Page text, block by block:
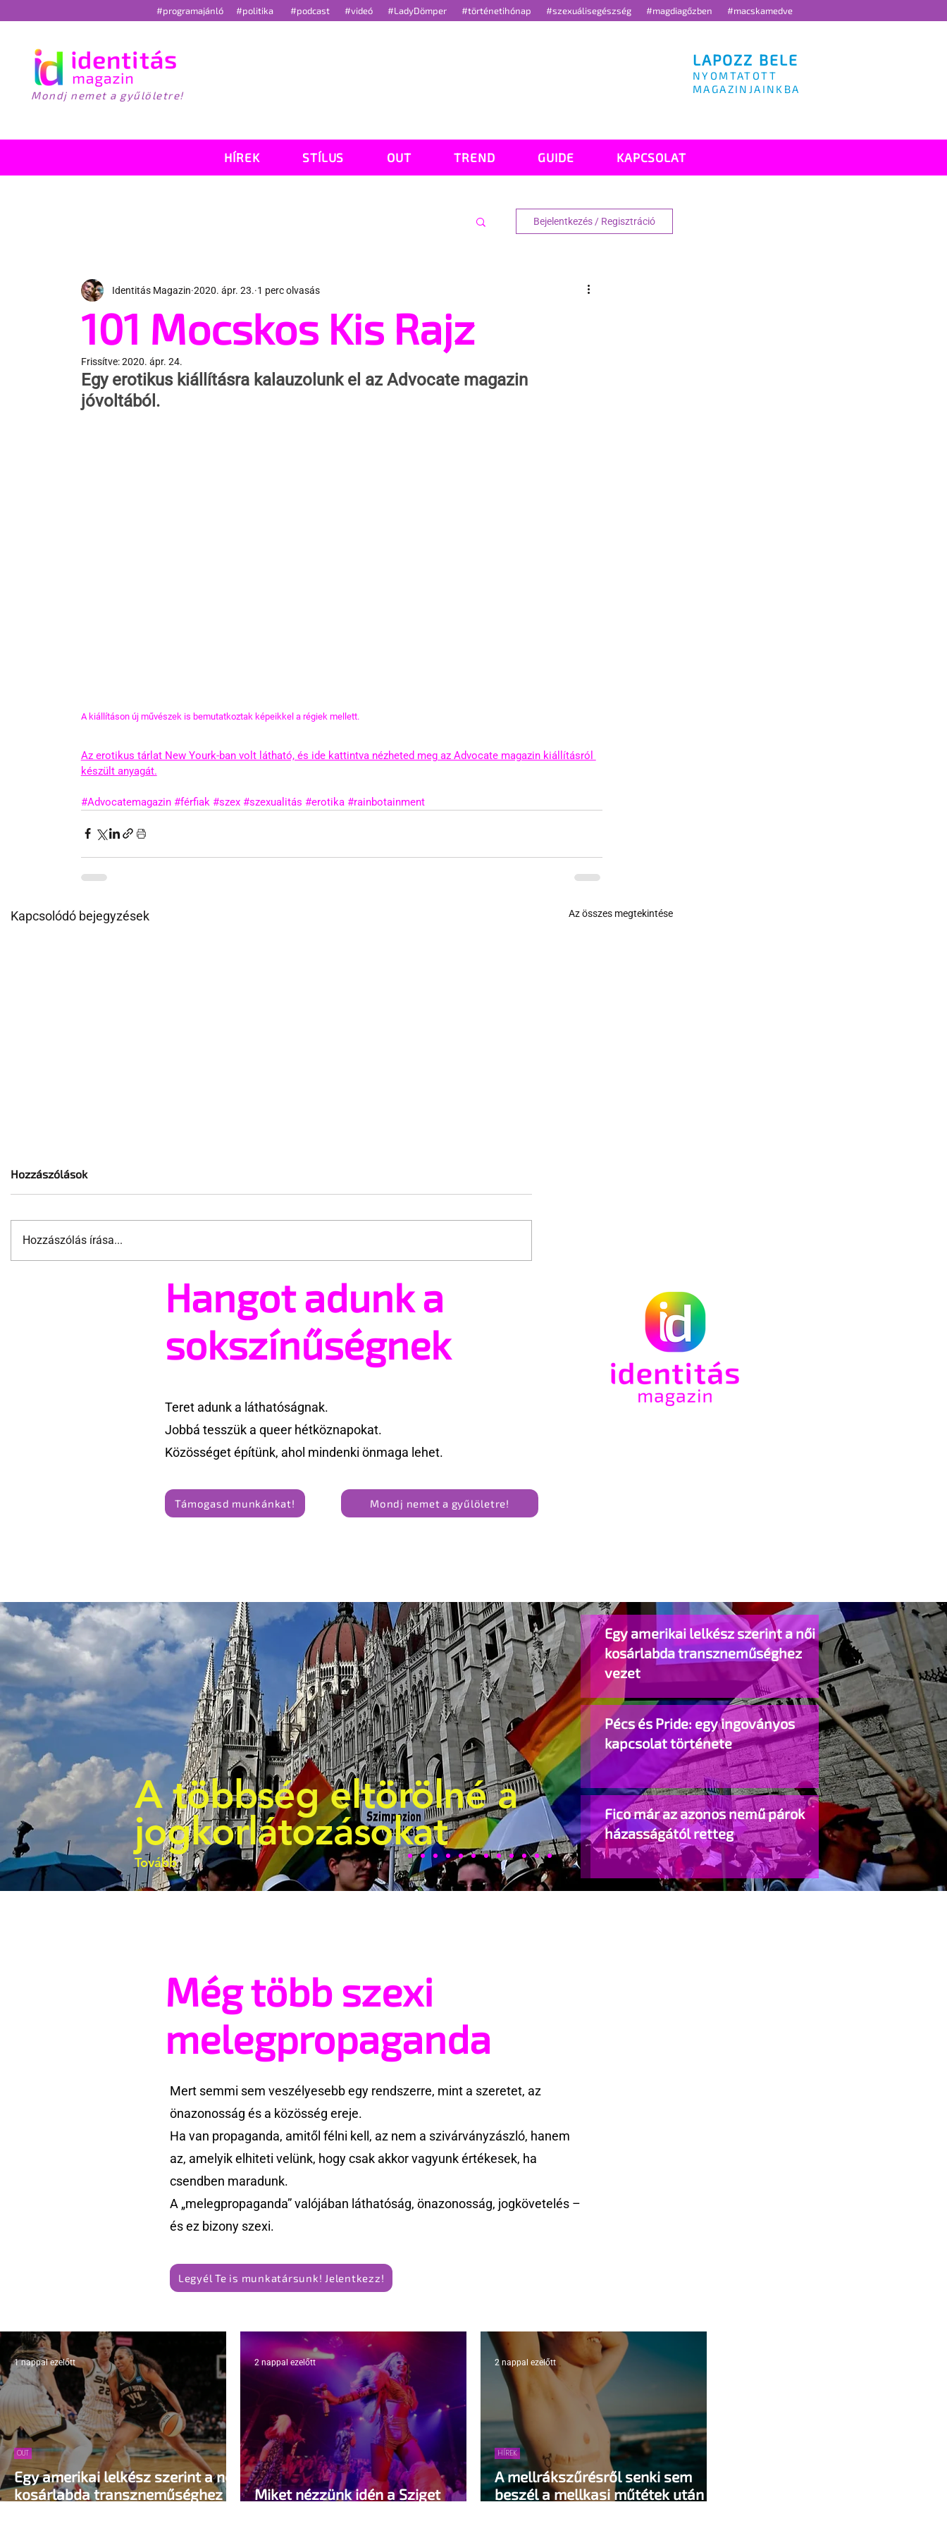
#programajánló #politika #podcast #videó #LadyDömper #történetihónap #szexuálisegészség #magdiagőzben #macskamedve
Mondj nemet a gyűlöletre!
LAPOZZ BELE
NYOMTATOTT
MAGAZINJAINKBA
HÍREK STÍLUS OUT TREND GUIDE KAPCSOLAT
Bejelentkezés / Regisztráció
101 Mocskos Kis Rajz
Identitás Magazin 2020. ápr. 23. 1 perc olvasás
Frissítve:2020. ápr. 24.
Egy erotikus kiállításra kalauzolunk el az Advocate magazin
jóvoltából.
A kiállításon új művészek is bemutatkoztak képeikkel a régiek mellett.
Az erotikus tárlat New Yourk-ban volt látható, és ide kattintva nézheted meg az Advocate magazin kiállításról
készült anyagát.
#Advocatemagazin #férfiak #szex #szexualitás #erotika #rainbotainment
Kapcsolódó bejegyzések Az összes megtekintése
Egy amerikai lelkész szerint a
transzneműséghez vezet
Miket nézzünk idén a Sziget
queer sátrában?
Hozzászólások
Hozzászólás írása...
Hangot adunk a
sokszínűségnek
Teret adunk a láthatóságnak.
Jobbá tesszük a queer hétköznapokat.
Közösséget építünk, ahol mindenki önmaga lehet.
Támogasd munkánkat! Mondj nemet a gyűlöletre!
A többség eltörölné a
jogkorlátozásokat
Tovább
Egy amerikai lelkész szerint a női
kosárlabda transzneműséghez
vezet
Pécs és Pride: egy ingoványos
kapcsolat története
Fico már az azonos nemű párok
házasságától retteg
Még több szexi
melegpropaganda
Mert semmi sem veszélyesebb egy rendszerre, mint a szeretet, az
önazonosság és a közösség ereje.
Ha van propaganda, amitől félni kell, az nem a szivárványzászló, hanem
az, amelyik elhiteti velünk, hogy csak akkor vagyunk értékesek, ha
csendben maradunk.
A „melegpropaganda” valójában láthatóság, önazonosság, jogkövetelés –
és ez bizony szexi.
Legyél Te is munkatársunk! Jelentkezz!
Egy amerikai lelkész szerint a női
kosárlabda transzneműséghez
OUT
1 nappal ezelőtt
Miket nézzünk idén a Sziget
2 nappal ezelőtt
A mellrákszűrésről senki sem
beszél a mellkasi műtétek után -
HÍREK
2 nappal ezelőtt